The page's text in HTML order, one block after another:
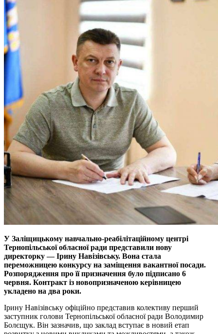
У Заліщицькому навчально-реабілітаційному центрі
Тернопільської обласної ради представили нову
директорку — Ірину Навізівську. Вона стала
переможницею конкурсу на заміщення вакантної посади.
Розпорядження про її призначення було підписано 6
червня. Контракт із новопризначеною керівницею
укладено на два роки.
Ірину Навізівську офіційно представив колективу перший
заступник голови Тернопільської обласної ради Володимир
Болєщук. Він зазначив, що заклад вступає в новий етап